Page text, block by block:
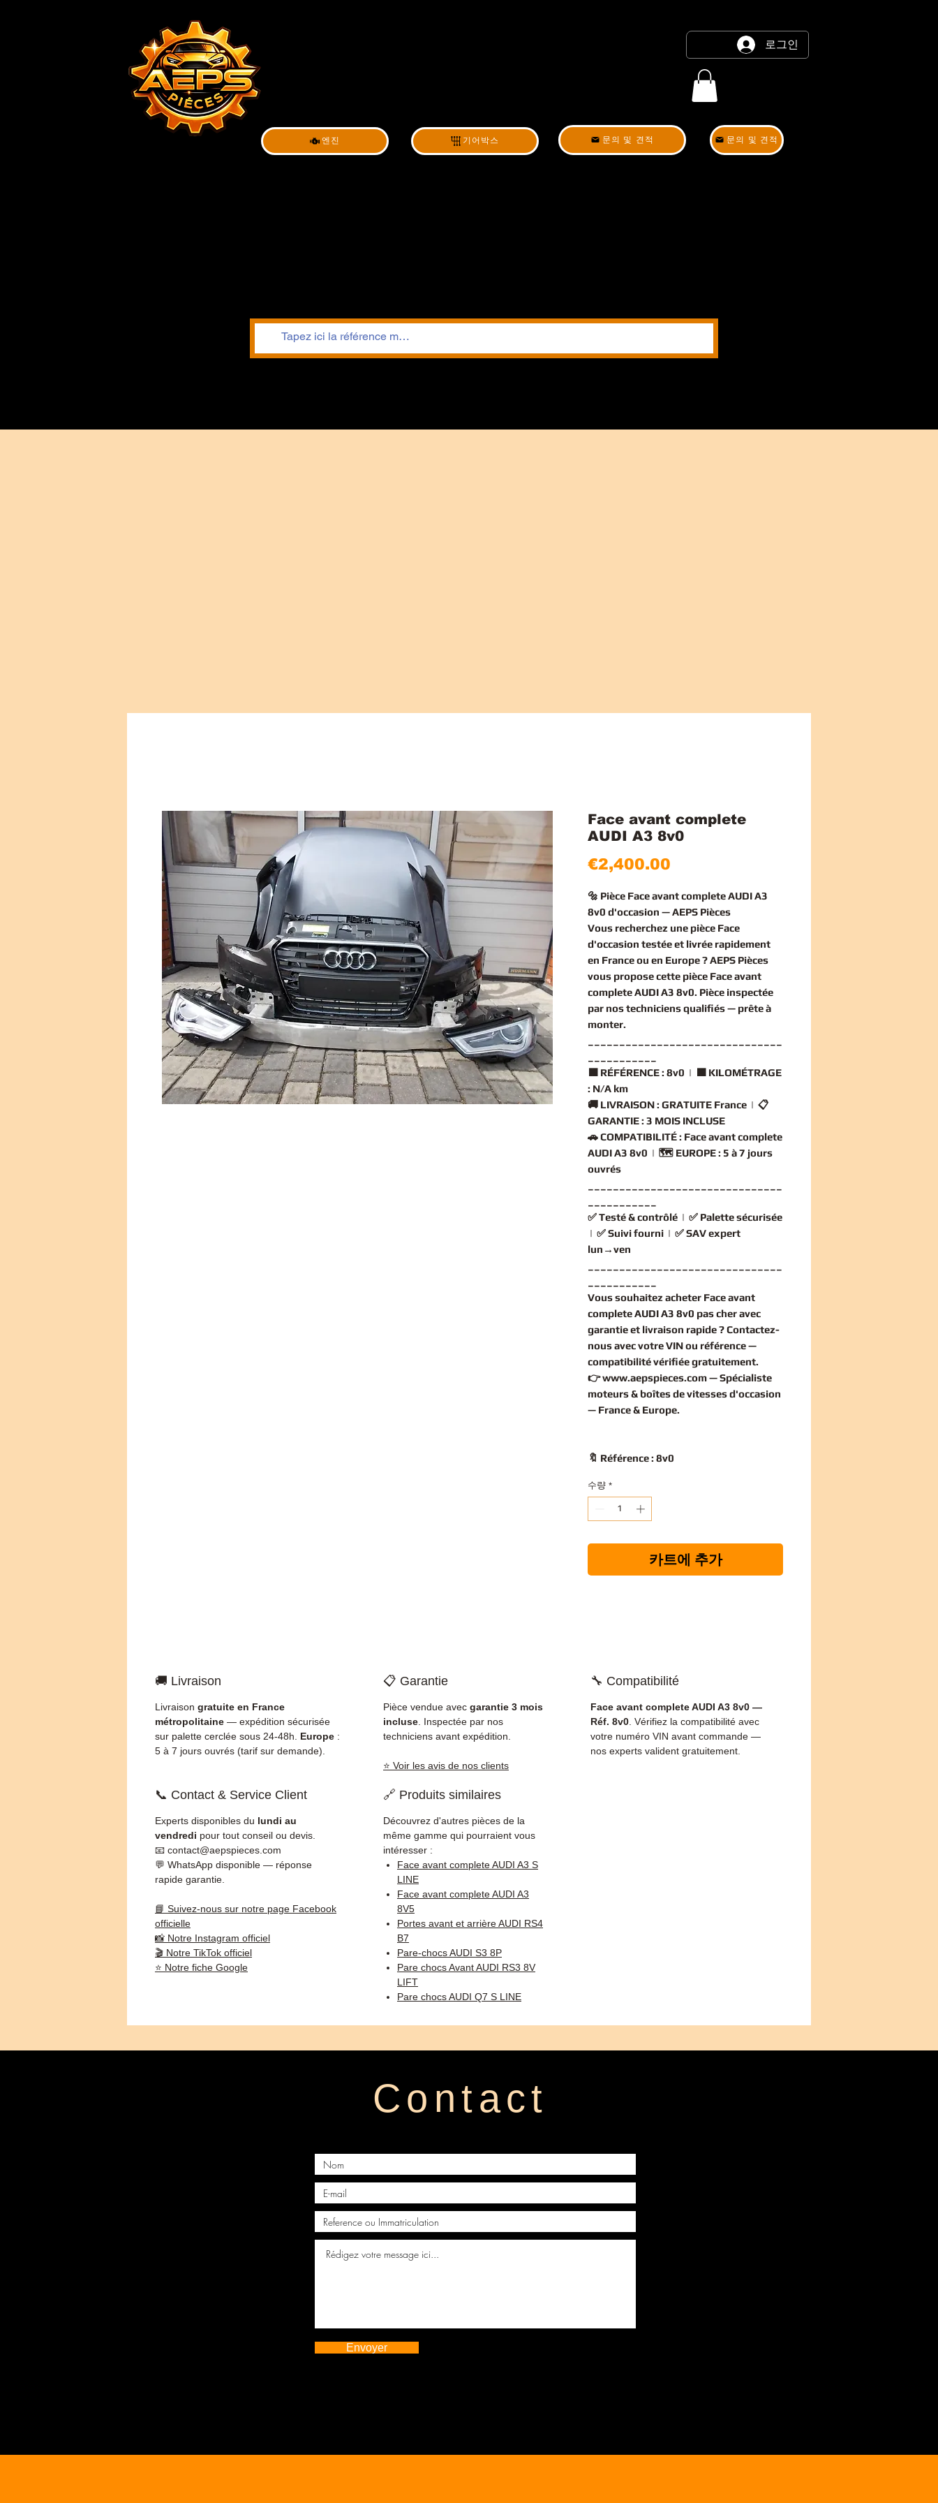
엔진 기어박스
로그인
문의 및 견적 문의 및 견적
Face avant complete
AUDI A3 8v0
€2,400.00
🔩 Pièce Face avant complete AUDI A3
8v0 d'occasion — AEPS Pièces
Vous recherchez une pièce Face
d'occasion testée et livrée rapidement
en France ou en Europe ? AEPS Pièces
vous propose cette pièce Face avant
complete AUDI A3 8v0. Pièce inspectée
par nos techniciens qualifiés — prête à
monter.
🟧 RÉFÉRENCE : 8v0 | 🟧 KILOMÉTRAGE
: N/A km
🚚 LIVRAISON : GRATUITE France | 📋
GARANTIE : 3 MOIS INCLUSE
🚗COMPATIBILITÉ : Face avant complete
AUDI A3 8v0 | 🗺️ EUROPE : 5 à 7 jours
ouvrés
✅Testé & contrôlé | ✅ Palette sécurisée
| ✅Suivi fourni | ✅SAV expert
lun→ven
Vous souhaitez acheter Face avant
complete AUDI A3 8v0 pas cheravec
garantie et livraison rapide ? Contactez-
nous avec votre VIN ou référence —
compatibilité vérifiéegratuitement.
👉www.aepspieces.com— Spécialiste
moteurs & boîtes de vitesses d'occasion
— France & Europe.
🔖 Référence : 8v0
수량 *
카트에 추가
🚚 Livraison
Livraison gratuite en France
métropolitaine — expédition sécurisée
sur palette cerclée sous 24-48h. Europe :
5 à 7 jours ouvrés (tarif sur demande).
📋 Garantie
Pièce vendue avec garantie 3 mois
incluse . Inspectée par nos
techniciens avant expédition.
⭐ Voir les avis de nos clients
🔧 Compatibilité
Face avant complete AUDI A3 8v0 —
Réf. 8v0 . Vérifiez la compatibilité avec
votre numéro VIN avant commande —
nos experts valident gratuitement.
📞 Contact & Service Client
Experts disponibles du lundi au
vendredi pour tout conseil ou devis.
📧 contact@aepspieces.com
💬 WhatsApp disponible — réponse
rapide garantie.
📘 Suivez-nous sur notre page Facebook
officielle
📸 Notre Instagram officiel
🎬 Notre TikTok officiel
⭐ Notre fiche Google
🔗 Produits similaires
Découvrez d'autres pièces de la
même gamme qui pourraient vous
intéresser :
Face avant complete AUDI A3 S
LINE
Face avant complete AUDI A3
8V5
Portes avant et arrière AUDI RS4
B7
Pare-chocs AUDI S3 8P
Pare chocs Avant AUDI RS3 8V
LIFT
Pare chocs AUDI Q7 S LINE
Contact
Envoyer